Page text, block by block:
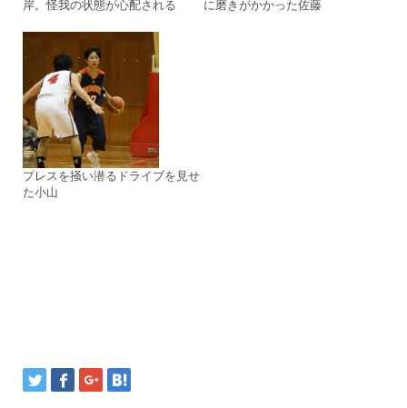
岸。怪我の状態が心配される
に磨きがかかった佐藤
プレスを掻い潜るドライブを見せ
た小山